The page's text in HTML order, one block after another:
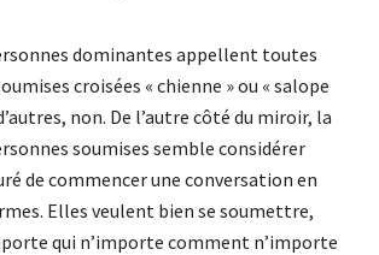
dominantes appellent toutes
croisées « chienne » ou « salope
non. De l’autre côté du miroir, la
soumises semble considérer
de commencer une conversation en
Elles veulent bien se soumettre,
qui n’importe comment n’importe